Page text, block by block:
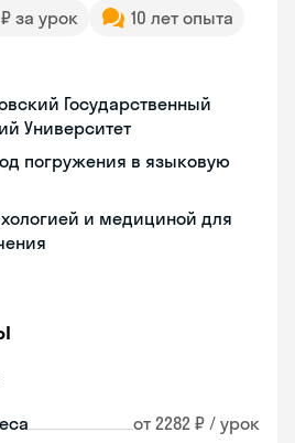
за урок
10 лет опыта
Государственный
Университет
погружения в языковую
и медициной для
от 2282 ₽ / урок